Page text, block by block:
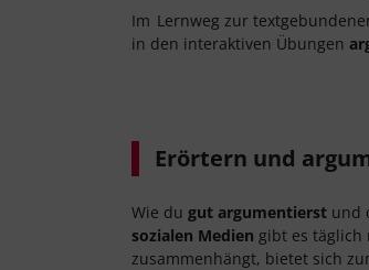
Im Lernweg zur
in den interaktiven Übungen
Erörtern und
Wie du gut argumentierst und
sozialen Medien gibt es täglich
zusammenhängt, bietet sich